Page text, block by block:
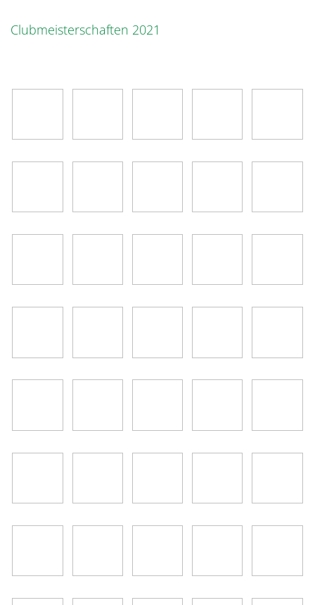
Clubmeisterschaften 2021